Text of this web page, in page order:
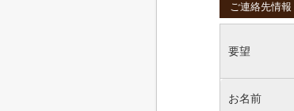
ご連絡先情報
要望
お名前